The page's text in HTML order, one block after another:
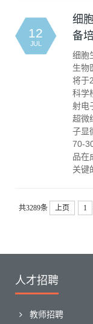
12
JUL
细
备
细胞
生物
将于
科学
射电
超微
子显
70-
品在
关键
共3289条 上页 1
人才招聘
教师招聘